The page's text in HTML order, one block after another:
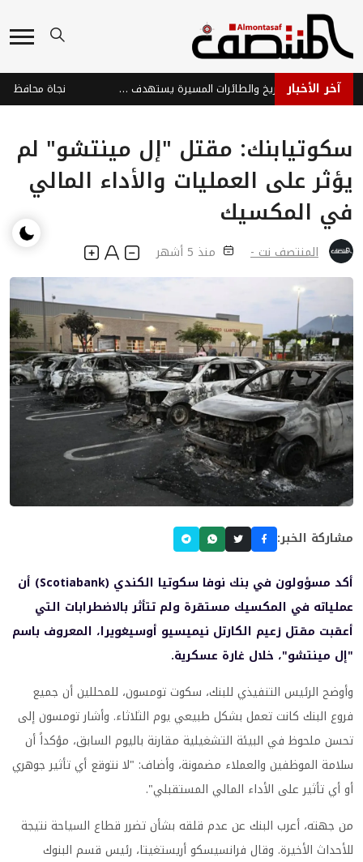
آخر الأخبار هجوم حوثي بالصواريخ والطائرات المسيرة يستهدف ميناء المخا والساحل الغربي
سكوتيابنك: مقتل "إل مينتشو" لم
يؤثر على العمليات والأداء المالي
في المكسيك
المنتصف نت - منذ 5 أشهر
مشاركة الخبر:
أكد مسؤولون في بنك نوفا سكوتيا الكندي (Scotiabank) أن
عملياته في المكسيك مستقرة ولم تتأثر بالاضطرابات التي
أعقبت مقتل زعيم الكارتل نيميسيو أوسيغويرا، المعروف باسم
"إل مينتشو"، خلال غارة عسكرية.
وأوضح الرئيس التنفيذي للبنك، سكوت تومسون، للمحللين أن جميع
فروع البنك كانت تعمل بشكل طبيعي يوم الثلاثاء. وأشار تومسون إلى
تحسن ملحوظ في البيئة التشغيلية مقارنة باليوم السابق، مؤكداً أن
سلامة الموظفين والعملاء مضمونة، وأضاف: "لا نتوقع أي تأثير جوهري
أو أي تأثير على الأداء المالي المستقبلي".
من جهته، أعرب البنك عن عدم قلقه بشأن تضرر قطاع السياحة نتيجة
للأحداث الأخيرة. وقال فرانسيسكو أريستغيتا، رئيس قسم البنوك